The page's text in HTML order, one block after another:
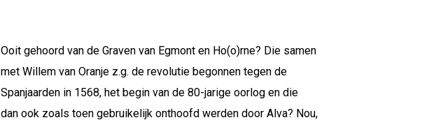
Ooit gehoord van de Graven van Egmont en Ho(o)rne? Die samen
met Willem van Oranje z.g. de revolutie begonnen tegen de
Spanjaarden in 1568, het begin van de 80-jarige oorlog en die
dan ook zoals toen gebruikelijk onthoofd werden door Alva? Nou,